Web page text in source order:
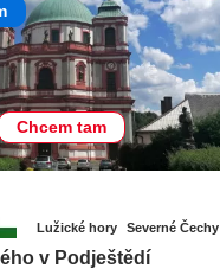
Chcem tam
Lužické hory Severné Čechy
v Podještědí